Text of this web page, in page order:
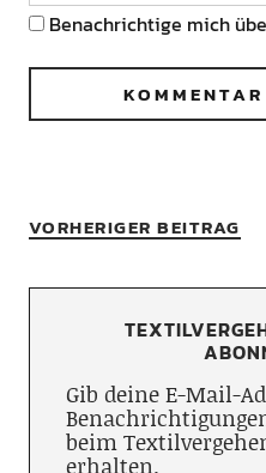
Benachrichtige mich
VORHERIGER BEITRAG
Gib deine E-Mail-
beim
erhalten.